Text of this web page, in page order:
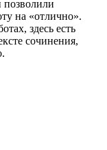
позволили
на «отлично».
здесь есть
сочинения,